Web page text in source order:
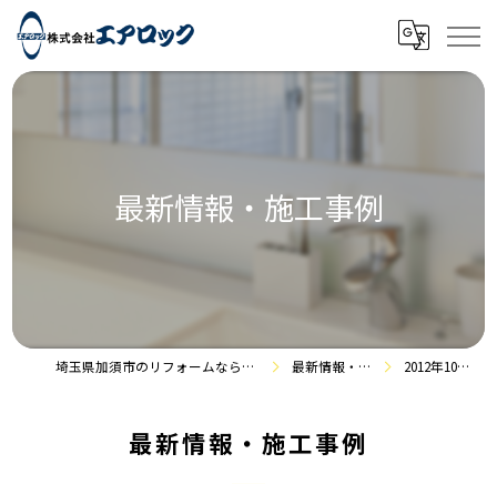
最新情報・施工事例
埼玉県加須市のリフォームなら株式会社エアロック 最新情報・施工事例 2012年10月の記事
最新情報・施工事例